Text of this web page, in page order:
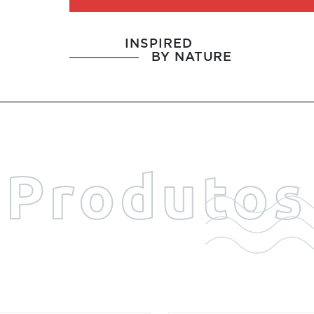
INSPIRED
BY NATURE
Produtos